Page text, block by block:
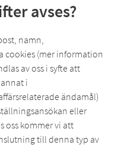
avses?
namn,
cookies (mer information
av oss i syfte att
i
ändamål)
eller
oss kommer vi att
till denna typ av